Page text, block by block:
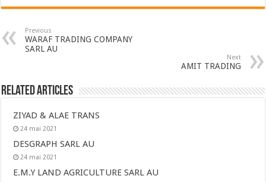
Previous
WARAF TRADING COMPANY
SARL AU
Next
AMIT TRADING
Related Articles
ZIYAD & ALAE TRANS
24 mai 2021
DESGRAPH SARL AU
24 mai 2021
E.M.Y LAND AGRICULTURE SARL AU